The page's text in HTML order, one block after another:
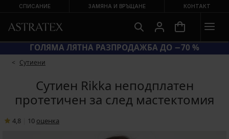
СПИСАНИЕ ЗАМЯНА И ВРЪЩАНЕ КОНТАКТ
КОД BRA20 = СУТИЕНИ −20 %
Сутиени
Сутиен Rikka неподплатен
протетичен за след мастектомия
4,8 10 oценка